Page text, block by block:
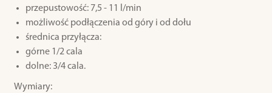
przepustowość: 7,5 - 11 l/min
możliwość podłączenia od góry i od dołu
średnica przyłącza:
górne 1/2 cala
dolne: 3/4 cala.
Wymiary: